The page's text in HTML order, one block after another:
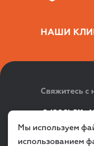
НАШИ
Свяжитесь с
Мы используем
использованием